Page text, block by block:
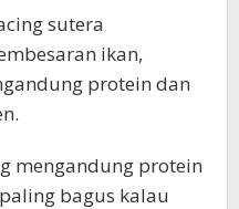
sutera
ikan,
protein dan
mengandung protein
bagus kalau